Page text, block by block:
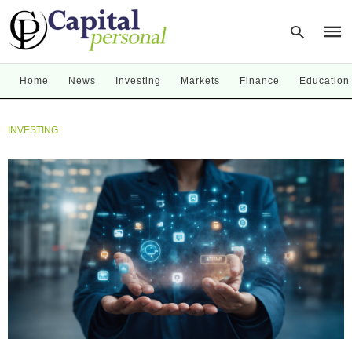
and
Home News Investing Markets Finance Education
INVESTING